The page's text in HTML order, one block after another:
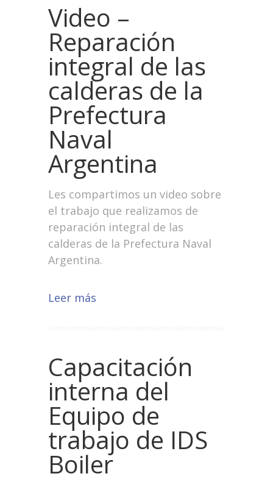
Video –
Reparación
integral de las
calderas de la
Prefectura
Naval
Argentina
Les compartimos un video sobre
el trabajo que realizamos de
reparación integral de las
calderas de la Prefectura Naval
Argentina.
Leer más
Capacitación
interna del
Equipo de
trabajo de IDS
Boiler